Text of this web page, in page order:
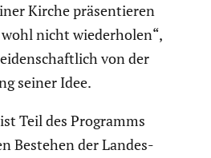
Kirche präsen­tieren
nicht wieder­holen“,
von der
seiner Idee.
Teil des Programms
Bestehen der Landes­